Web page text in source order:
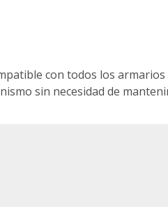
con todos los
sin necesidad de